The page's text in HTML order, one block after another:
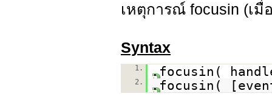
เหตุการณ์ focusin (เมื่
Syntax
1. .focusin(
2. .focusin(